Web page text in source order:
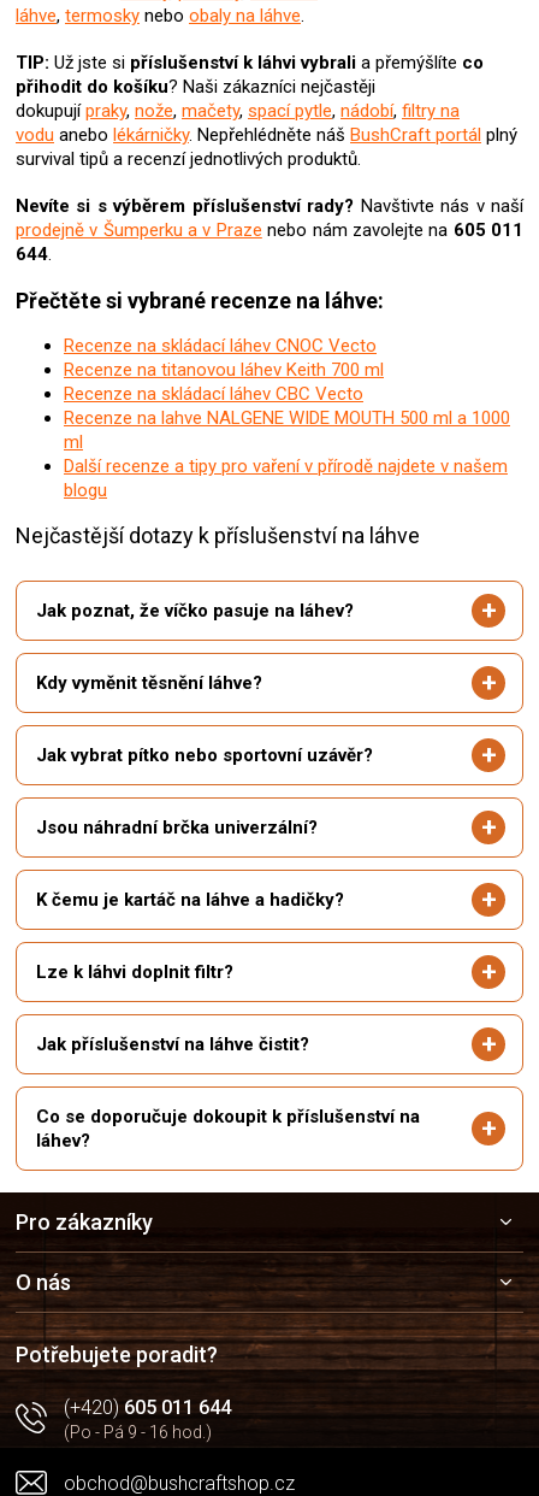
ý
i
s
u
láhve, termosky nebo obaly na láhve.
TIP: Už jste si příslušenství k láhvivybrali a přemýšlíte co
přihodit do košíku? Naši zákazníci nejčastěji
dokupujípraky, nože, mačety, spací pytle, nádobí, filtry na
vodu anebo lékárničky. Nepřehlédněte náš BushCraft portál plný
survival tipů a recenzí jednotlivých produktů.
Nevíte si s výběrem příslušenství rady? Navštivte nás v naší
prodejně v Šumperku a v Praze nebo nám zavolejte na 605 011
644.
Přečtěte si vybrané recenze na láhve:
Recenze na skládací láhev CNOC Vecto
Recenze na titanovou láhev Keith 700 ml
Recenze na skládací láhev CBC Vecto
Recenze na lahve NALGENE WIDE MOUTH 500 ml a 1000
ml
Další recenze a tipy pro vaření v přírodě najdete v našem
blogu
Nejčastější dotazy k příslušenství na láhve
Jak poznat, že víčko pasuje na láhev?
Kdy vyměnit těsnění láhve?
Jak vybrat pítko nebo sportovní uzávěr?
Jsou náhradní brčka univerzální?
K čemu je kartáč na láhve a hadičky?
Lze k láhvi doplnit filtr?
Jak příslušenství na láhve čistit?
Co se doporučuje dokoupit k příslušenství na
láhev?
a
t
í
Pro zákazníky
O nás
Potřebujete poradit?
(+420)605 011 644
(Po - Pá 9 - 16 hod.)
obchod@bushcraftshop.cz